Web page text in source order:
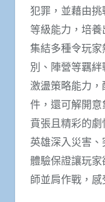
犯罪，並藉由
等級能力，培
集結多種令玩
別、陣營等羈
激盪策略能力
件，還可解開
賁張且精彩的
英雄深入災害
體驗保證讓玩
師並肩作戰，感